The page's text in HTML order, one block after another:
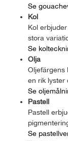
Se
Kol
Kol
stora
Se
Olja
Oljefärgens
en rik lyster
Se
Pastell
Pastell
Se